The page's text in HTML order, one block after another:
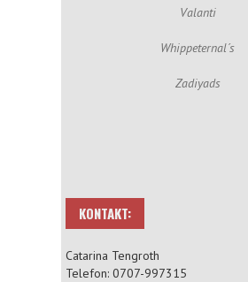
Valanti
Whippeternal´s
Zadiyads
KONTAKT:
Catarina Tengroth
Telefon: 0707-997315